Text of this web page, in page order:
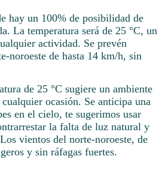
hay un 100% de posibilidad de
La temperatura será de 25 °C, un
actividad. Se prevén
noroeste de hasta 14 km/h, sin
de 25 °C sugiere un ambiente
ocasión. Se anticipa una
en el cielo, te sugerimos usar
la falta de luz natural y
vientos del norte-noroeste, de
y sin ráfagas fuertes.